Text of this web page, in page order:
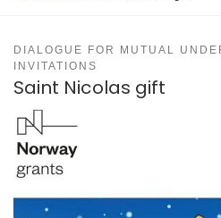
DIALOGUE FOR MUTUAL
INVITATIONS
Saint Nicolas gift